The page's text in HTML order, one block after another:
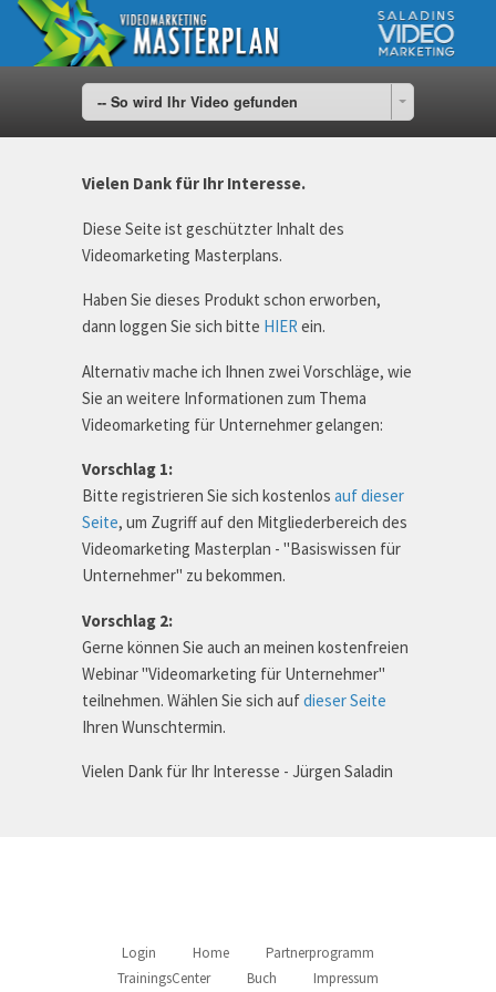
-- So wird Ihr Video gefunden
Vielen Dank für Ihr Interesse.
Diese Seite ist geschützter Inhalt des
Videomarketing Masterplans.
Haben Sie dieses Produkt schon erworben,
dann loggen Sie sich bitte HIER ein.
Alternativ mache ich Ihnen zwei Vorschläge, wie
Sie an weitere Informationen zum Thema
Videomarketing für Unternehmer gelangen:
Vorschlag 1:
Bitte registrieren Sie sich kostenlos auf dieser
Seite, um Zugriff auf den Mitgliederbereich des
Videomarketing Masterplan - "Basiswissen für
Unternehmer" zu bekommen.
Vorschlag 2:
Gerne können Sie auch an meinen kostenfreien
Webinar "Videomarketing für Unternehmer"
teilnehmen. Wählen Sie sich aufdieser Seite
Ihren Wunschtermin.
Vielen Dank für Ihr Interesse - Jürgen Saladin
Login Home
Partnerprogramm
TrainingsCenter
Buch Impressum